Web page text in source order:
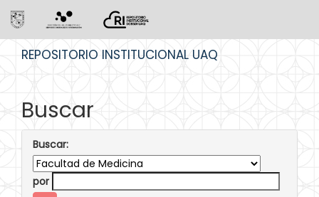
REPOSITORIO INSTITUCIONAL UAQ
Buscar
Buscar:
por